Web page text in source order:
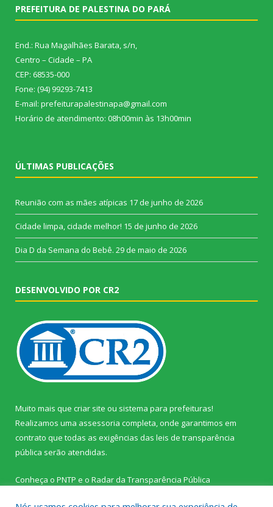
PREFEITURA DE PALESTINA DO PARÁ
End.: Rua Magalhães Barata, s/n,
Centro – Cidade – PA
CEP: 68535-000
Fone: (94) 99293-7413
E-mail: prefeiturapalestinapa@gmail.com
Horário de atendimento: 08h00min às 13h00min
ÚLTIMAS PUBLICAÇÕES
Reunião com as mães atípicas 17 de junho de 2026
Cidade limpa, cidade melhor! 15 de junho de 2026
Dia D da Semana do Bebê. 29 de maio de 2026
DESENVOLVIDO POR CR2
Muito mais que criar site ou sistema para prefeituras!
Realizamos uma assessoria completa, onde garantimos em
contrato que todas as exigências das leis de transparência
pública serão atendidas.
Conheça o PNTP e o Radar da Transparência Pública